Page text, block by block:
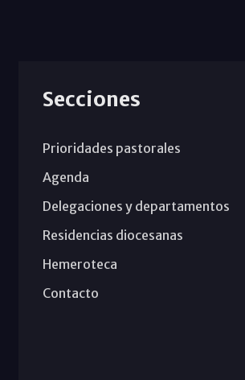
Secciones
Prioridades pastorales
Agenda
Delegaciones y departamentos
Residencias diocesanas
Hemeroteca
Contacto